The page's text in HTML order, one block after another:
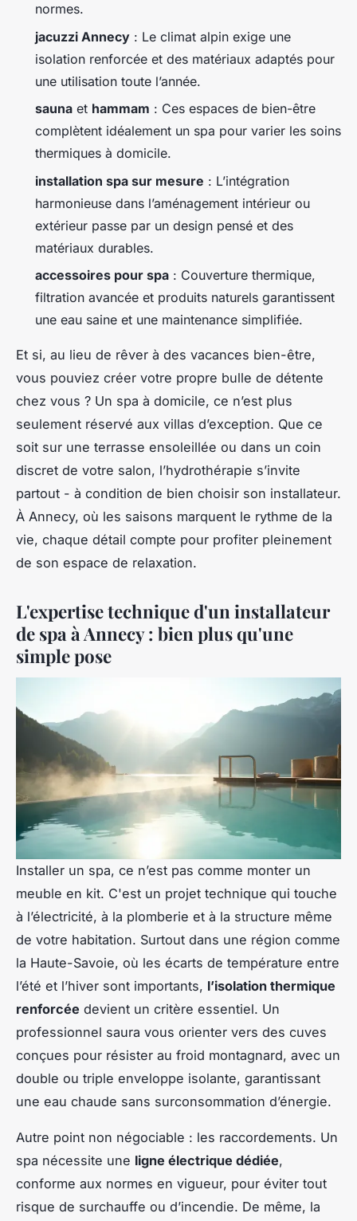
normes.
jacuzzi Annecy : Le climat alpin exige une
isolation renforcée et des matériaux adaptés pour
une utilisation toute l’année.
sauna et hammam : Ces espaces de bien-être
complètent idéalement un spa pour varier les soins
thermiques à domicile.
installation spa sur mesure : L’intégration
harmonieuse dans l’aménagement intérieur ou
extérieur passe par un design pensé et des
matériaux durables.
accessoires pour spa : Couverture thermique,
filtration avancée et produits naturels garantissent
une eau saine et une maintenance simplifiée.
Et si, au lieu de rêver à des vacances bien-être,
vous pouviez créer votre propre bulle de détente
chez vous ? Un spa à domicile, ce n’est plus
seulement réservé aux villas d’exception. Que ce
soit sur une terrasse ensoleillée ou dans un coin
discret de votre salon, l’hydrothérapie s’invite
partout - à condition de bien choisir son installateur.
À Annecy, où les saisons marquent le rythme de la
vie, chaque détail compte pour profiter pleinement
de son espace de relaxation.
L'expertise technique d'un installateur
de spa à Annecy : bien plus qu'une
simple pose
Installer un spa, ce n’est pas comme monter un
meuble en kit. C'est un projet technique qui touche
à l’électricité, à la plomberie et à la structure même
de votre habitation. Surtout dans une région comme
la Haute-Savoie, où les écarts de température entre
l’été et l’hiver sont importants, l’isolation thermique
renforcée devient un critère essentiel. Un
professionnel saura vous orienter vers des cuves
conçues pour résister au froid montagnard, avec un
double ou triple enveloppe isolante, garantissant
une eau chaude sans surconsommation d’énergie.
Autre point non négociable : les raccordements. Un
spa nécessite une ligne électrique dédiée,
conforme aux normes en vigueur, pour éviter tout
risque de surchauffe ou d’incendie. De même, la